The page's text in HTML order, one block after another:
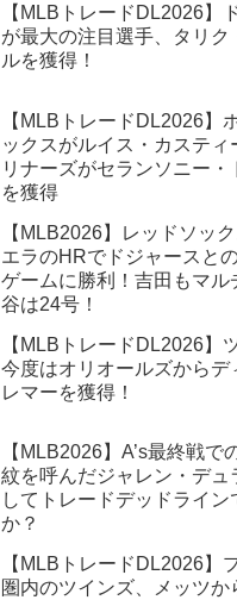
【MLBトレードDL2026】
が最大の注目選手、タリク
ルを獲得！
【MLBトレードDL2026】
ックスがルイス・カスティ
リナーズがセランソニー・
を獲得
【MLB2026】レッドソッ
エラのHRでドジャースと
ゲームに勝利！吉田もマル
谷は24号！
【MLBトレードDL2026】
今度はオリオールズからデ
レマーを獲得！
【MLB2026】A’s最終戦で
紋を呼んだジャレン・デュ
してトレードデッドライン
か？
【MLBトレードDL2026】
圏内のツインズ、メッツか